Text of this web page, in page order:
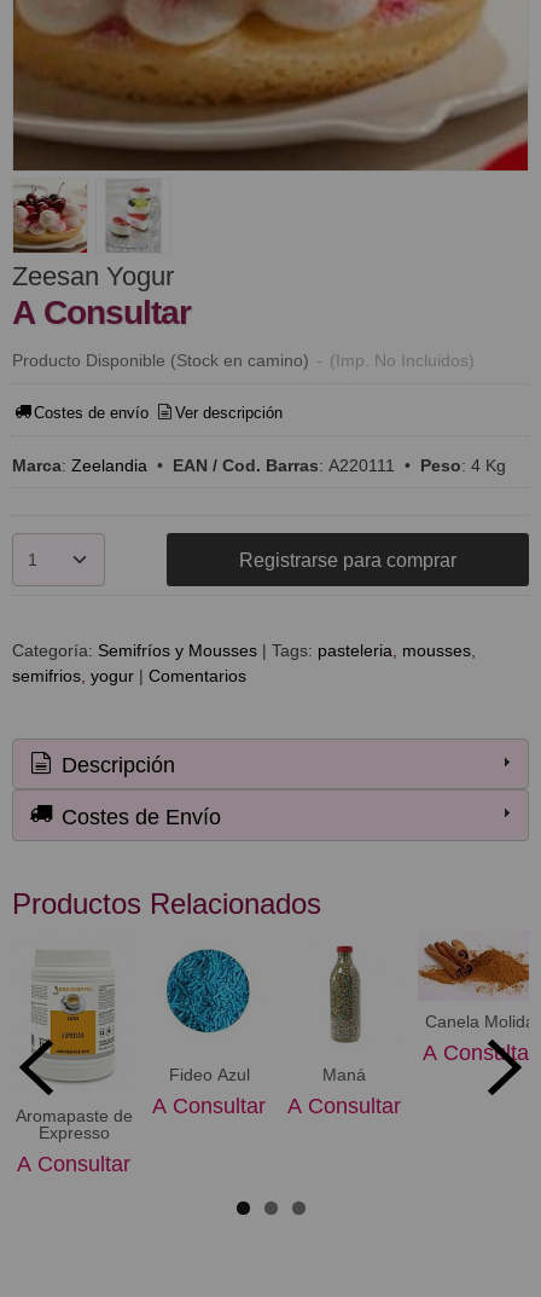
Zeesan Yogur
A Consultar
Producto Disponible (Stock en camino) - (Imp. No Incluidos)
Costes de envío Ver descripción
Marca: Zeelandia • EAN / Cod. Barras: A220111 • Peso: 4 Kg
Registrarse para comprar
Categoría: Semifríos y Mousses | Tags: pasteleria
mousses
semifrios yogur | Comentarios
Descripción
Costes de Envío
Productos Relacionados
Aromapaste de
Expresso
A Consultar
Fideo Azul
A Consultar
Maná
A Consultar
Canela Molida
A Consultar